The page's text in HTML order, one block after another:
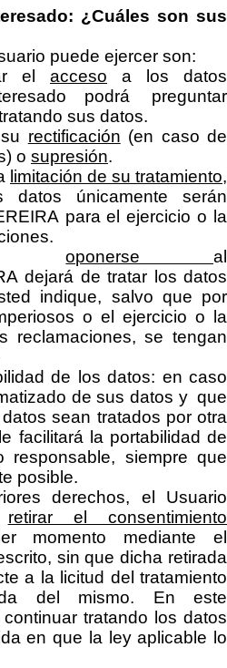
¿Cuáles son sus
puede ejercer son:
el acceso a los datos
podrá preguntar
sus datos.
rectificación (en caso de
o supresión.
limitación de su tratamiento,
únicamente serán
para el ejercicio o la
aoponerseal
dejará de tratar los datos
indique, salvo que por
o el ejercicio o la
reclamaciones, se tengan
de los datos: en caso
de sus datos y que
sean tratados por otra
facilitará la portabilidad de
siempre que
posible.
derechos, el Usuario
retirar el consentimiento
momento mediante el
sin que dicha retirada
a la licitud del tratamiento
del mismo. En este
continuar tratando los datos
en que la ley aplicable lo